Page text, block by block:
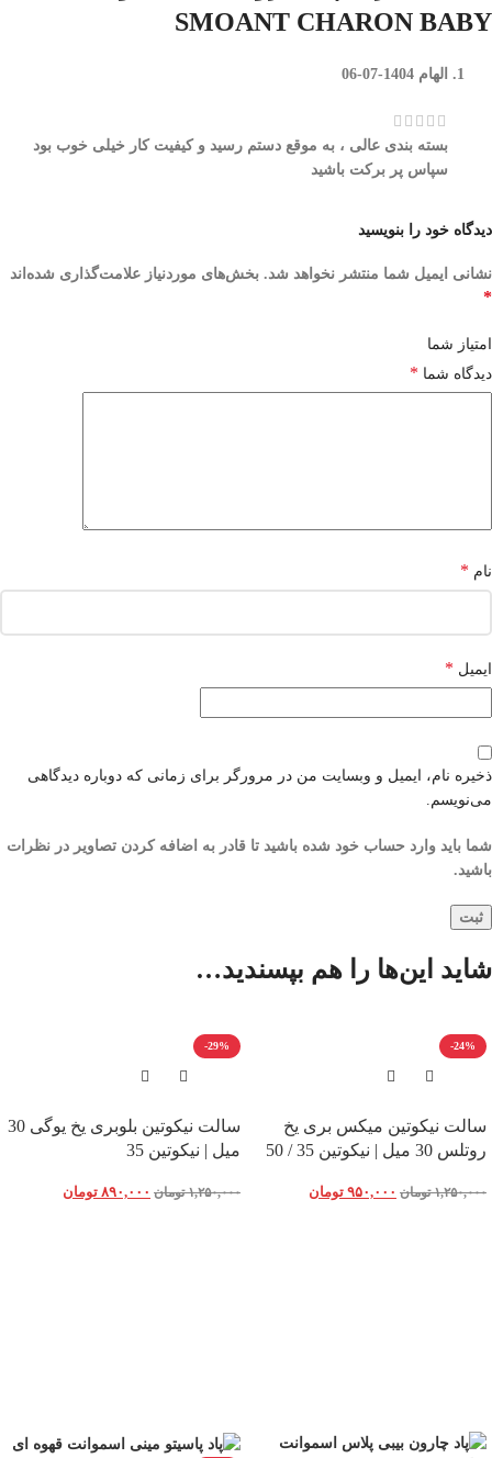
SMOANT CHARON BABY
الهام 1404-07-06
بسته بندی عالی ، به موقع دستم رسید و کیفیت کار خیلی خوب بود
سپاس پر برکت باشید
دیدگاه خود را بنویسید
نشانی ایمیل شما منتشر نخواهد شد. بخش‌های موردنیاز علامت‌گذاری شده‌اند
*
امتیاز شما
دیدگاه شما *
نام *
ایمیل *
ذخیره نام، ایمیل و وبسایت من در مرورگر برای زمانی که دوباره دیدگاهی
می‌نویسم.
شما باید وارد حساب خود شده باشید تا قادر به اضافه کردن تصاویر در نظرات
باشید.
شاید این‌ها را هم بپسندید…
-24%
سالت نیکوتین میکس بری یخ
روتلس 30 میل | نیکوتین 35 / 50
۱,۲۵۰,۰۰۰ تومان ۹۵۰,۰۰۰ تومان
-29%
سالت نیکوتین بلوبری یخ یوگی 30
میل | نیکوتین 35
۱,۲۵۰,۰۰۰ تومان ۸۹۰,۰۰۰ تومان